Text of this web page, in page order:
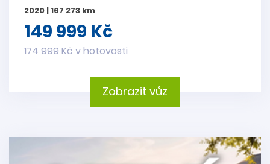
2020 | 167 273 km
149 999 Kč
174 999 Kč v hotovosti
Zobrazit vůz